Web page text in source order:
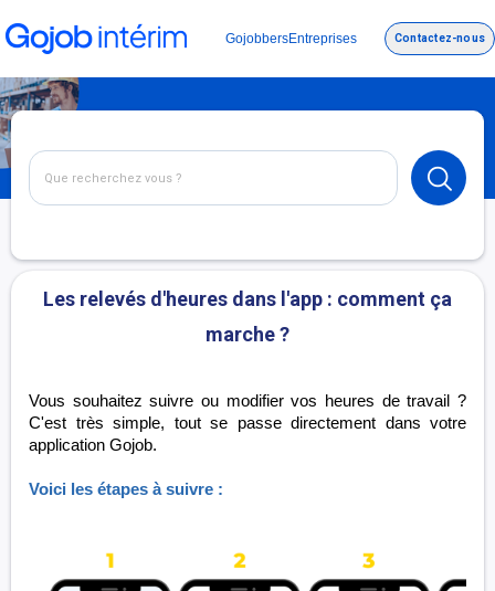
GojobbersEntreprises Contactez-nous
Les relevés d'heures dans l'app : comment ça
marche ?
Vous souhaitez suivre ou modifier vos heures de travail ?
C'est très simple, tout se passe directement dans votre
application Gojob.
Voici les étapes à suivre :